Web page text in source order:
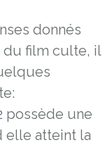
donnés
du film culte, il
possède une
elle atteint la